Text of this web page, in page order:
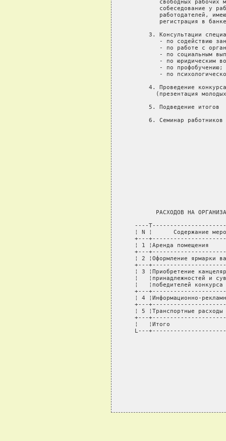
свободных рабочих
собеседование у
работодателей,
регистрация в
3. Консультации
- по содействию
- по работе с
- по социальным
- по юридическим
          - по профобучению;
- по
4. Проведение
(презентация
5. Подведение итогов
6. Семинар
РАСХОДОВ НА
----
¦ N ¦      Содержание
+---
¦ 1 ¦Аренда помещения
+---
¦ 2 ¦Оформление ярмарки
+---
¦ 3 ¦Приобретение
¦   ¦принадлежностей и
¦   ¦победителей
+---
¦ 4 ¦Информационно-
+---
¦ 5 ¦Транспортные
+---
¦   ¦Итого
L---